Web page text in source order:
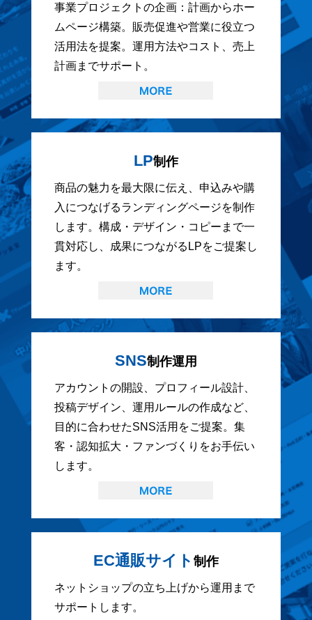
事業プロジェクトの企画：計画からホー
ムページ構築。販売促進や営業に役立つ
活用法を提案。運用方法やコスト、売上
計画までサポート。
LP制作
商品の魅力を最大限に伝え、申込みや購
入につなげるランディングページを制作
します。構成・デザイン・コピーまで一
貫対応し、成果につながるLPをご提案し
ます。
SNS制作運用
アカウントの開設、プロフィール設計、
投稿デザイン、運用ルールの作成など、
目的に合わせたSNS活用をご提案。集
客・認知拡大・ファンづくりをお手伝い
します。
EC通販サイト 制作
ネットショップの立ち上げから運用まで
サポートします。